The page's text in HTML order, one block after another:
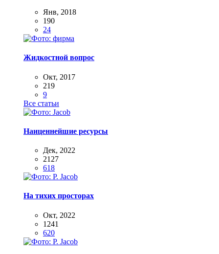
Янв, 2018
190
24
Жидкостной вопрос
Окт, 2017
219
9
Все статьи
Наиценнейшие ресурсы
Дек, 2022
2127
618
На тихих просторах
Окт, 2022
1241
620